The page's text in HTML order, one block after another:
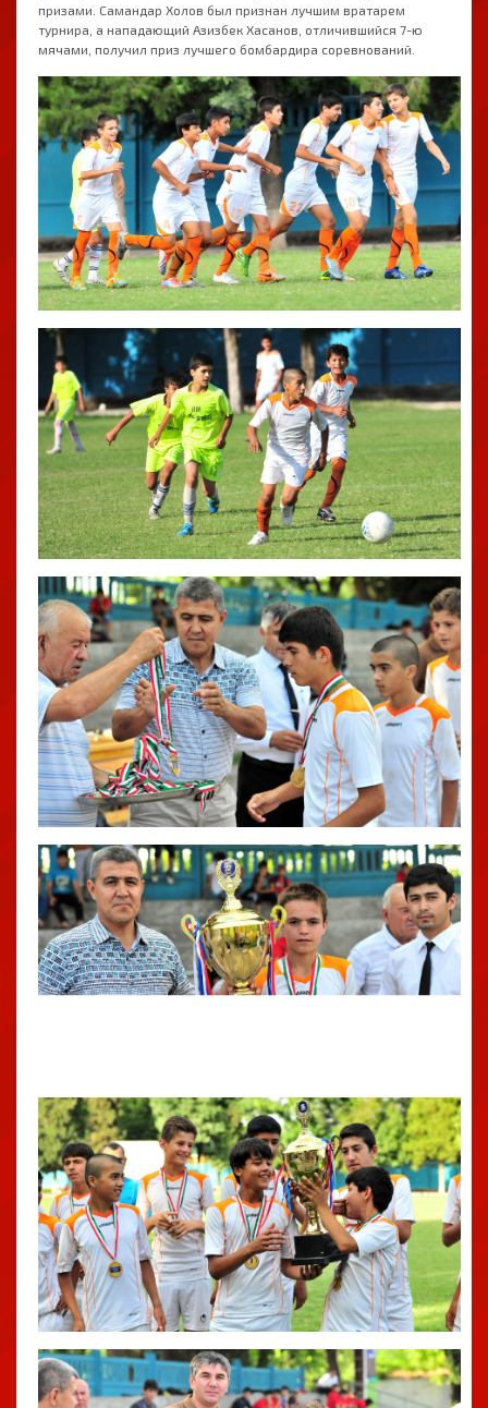
призами. Самандар Холов был признан лучшим вратарем
турнира, а нападающий Азизбек Хасанов, отличившийся 7-ю
мячами, получил приз лучшего бомбардира соревнований.